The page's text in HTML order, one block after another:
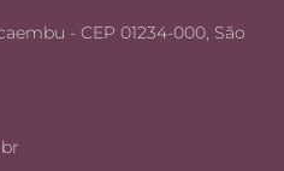
- CEP 01234-000, São